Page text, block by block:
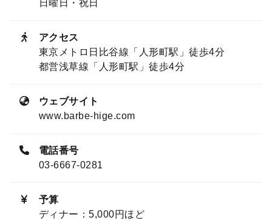
日曜日・祝日
アクセス
東京メトロ日比谷線「人形町駅」徒歩4分
都営浅草線「人形町駅」徒歩4分
ウェブサイト
www.barbe-hige.com
電話番号
03-6667-0281
予算
ディナー：5,000円ほど